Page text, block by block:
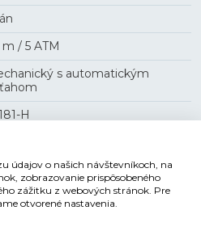
/ 5 ATM
s automatickým
H
údajov o našich návštevníkoch, na
zobrazovanie prispôsobeného
zážitku z webových stránok. Pre
otvorené nastavenia.